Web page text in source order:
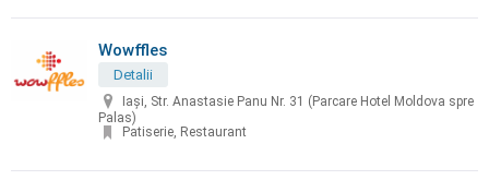
Wowffles
Detalii
Iași, Str. Anastasie Panu Nr. 31 (Parcare Hotel Moldova spre
Palas)
Patiserie, Restaurant